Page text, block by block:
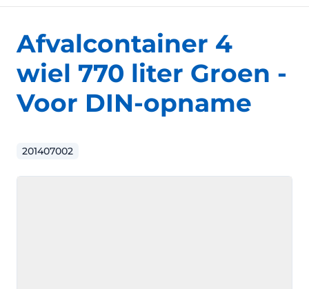
Afvalcontainer 4
wiel 770 liter Groen -
Voor DIN-opname
201407002